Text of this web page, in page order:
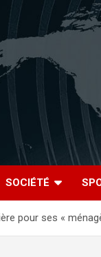
SOCIÉTÉ
pour ses «